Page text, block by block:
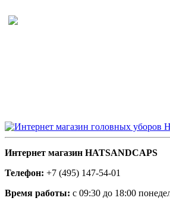
Интернет магазин HATSANDCAPS
Телефон: +7 (495) 147-54-01
Время работы: с 09:30 до 18:00